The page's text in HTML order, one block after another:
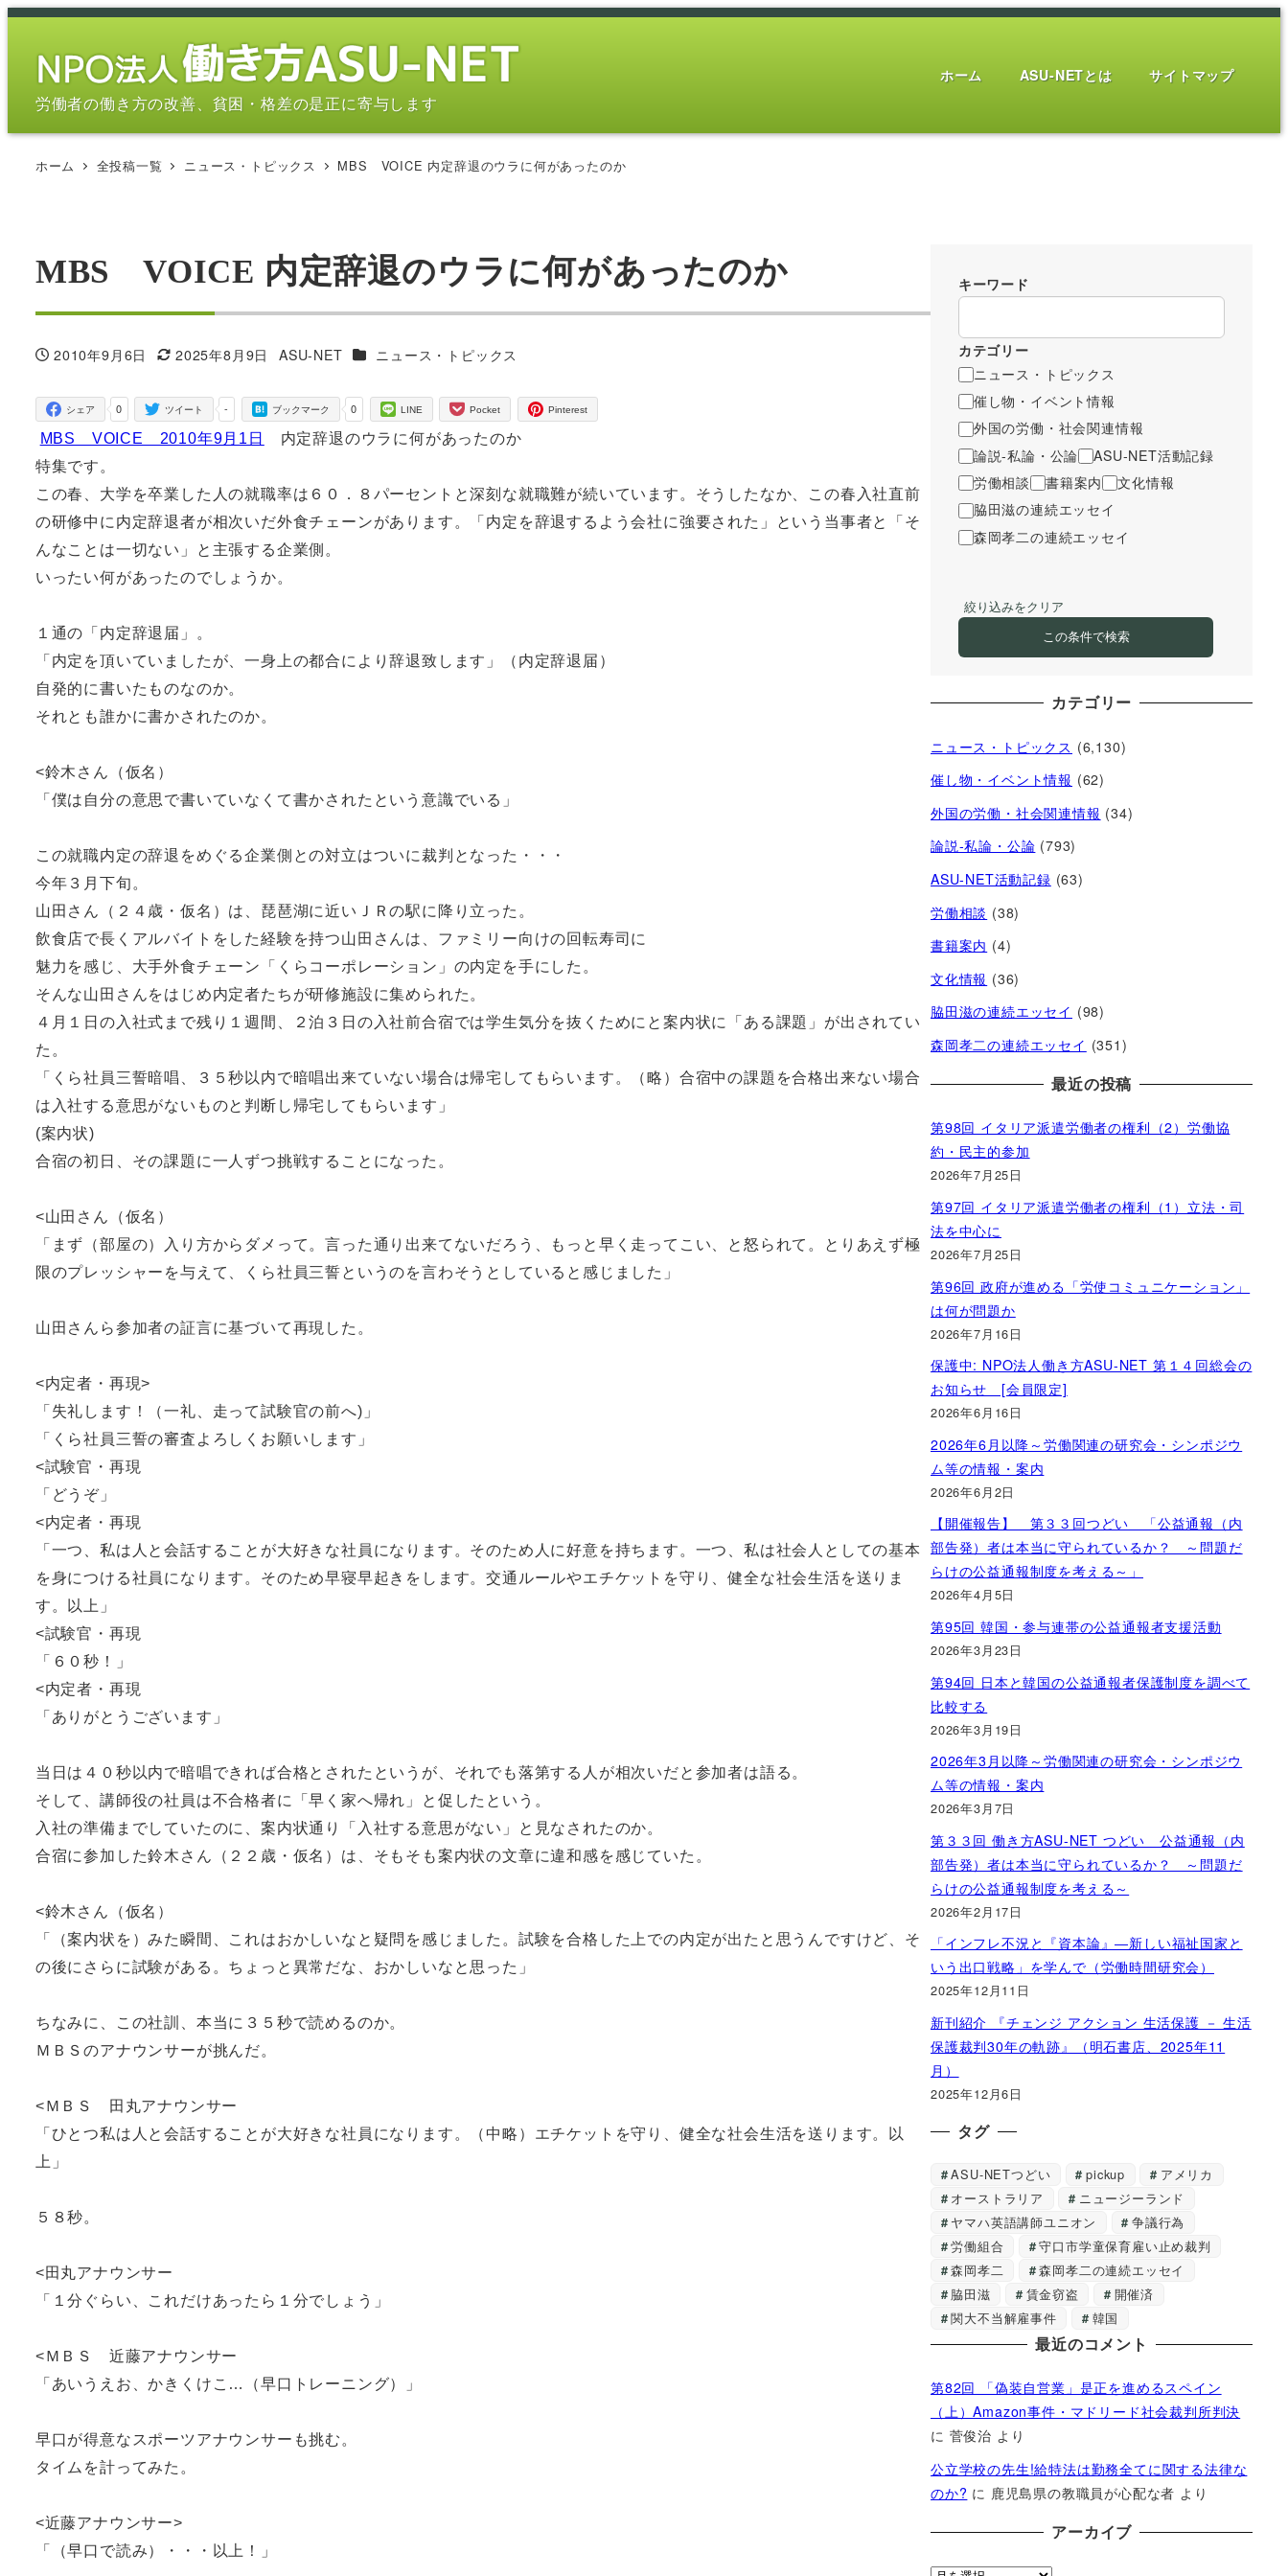
メ
労働者の働き方の改善、貧困・格差の是正に寄与します
ホーム ASU-NETとは サイトマップ
ホーム 全投稿一覧 ニュース・トピックス MBS VOICE 内定辞退のウラに何があったのか
MBS VOICE 内定辞退のウラに何があったのか
投稿日
2010年9月6日
更新日
2025年8月9日
著
ASU-NET カテゴリー
ニュース・トピックス
0
シェア -
ツイート 0
ブックマーク LINE Pocket Pinterest
MBS VOICE 2010年9月1日
内定辞退のウラに何があったのか
特集です。
この春、大学を卒業した人の就職率は６０．８パーセントと深刻な就職難が続いています。そうしたなか、この春入社直前
の研修中に内定辞退者が相次いだ外食チェーンがあります。「内定を辞退するよう会社に強要された」という当事者と「そ
んなことは一切ない」と主張する企業側。
いったい何があったのでしょうか。
１通の「内定辞退届」。
「内定を頂いていましたが、一身上の都合により辞退致します」（内定辞退届）
自発的に書いたものなのか。
それとも誰かに書かされたのか。
<鈴木さん（仮名）
「僕は自分の意思で書いていなくて書かされたという意識でいる」
この就職内定の辞退をめぐる企業側との対立はついに裁判となった・・・
今年３月下旬。
山田さん（２４歳・仮名）は、琵琶湖に近いＪＲの駅に降り立った。
飲食店で長くアルバイトをした経験を持つ山田さんは、ファミリー向けの回転寿司に
魅力を感じ、大手外食チェーン「くらコーポレーション」の内定を手にした。
そんな山田さんをはじめ内定者たちが研修施設に集められた。
４月１日の入社式まで残り１週間、２泊３日の入社前合宿では学生気分を抜くためにと案内状に「ある課題」が出されてい
た。
「くら社員三誓暗唱、３５秒以内で暗唱出来ていない場合は帰宅してもらいます。（略）合宿中の課題を合格出来ない場合
は入社する意思がないものと判断し帰宅してもらいます」
(案内状)
合宿の初日、その課題に一人ずつ挑戦することになった。
<山田さん（仮名）
「まず（部屋の）入り方からダメって。言った通り出来てないだろう、もっと早く走ってこい、と怒られて。とりあえず極
限のプレッシャーを与えて、くら社員三誓というのを言わそうとしていると感じました」
山田さんら参加者の証言に基づいて再現した。
<内定者・再現>
「失礼します！（一礼、走って試験官の前へ)」
「くら社員三誓の審査よろしくお願いします」
<試験官・再現
「どうぞ」
<内定者・再現
「一つ、私は人と会話することが大好きな社員になります。そのため人に好意を持ちます。一つ、私は社会人としての基本
を身につける社員になります。そのため早寝早起きをします。交通ルールやエチケットを守り、健全な社会生活を送りま
す。以上」
<試験官・再現
「６０秒！」
<内定者・再現
「ありがとうございます」
当日は４０秒以内で暗唱できれば合格とされたというが、それでも落第する人が相次いだと参加者は語る。
そして、講師役の社員は不合格者に「早く家へ帰れ」と促したという。
入社の準備までしていたのに、案内状通り「入社する意思がない」と見なされたのか。
合宿に参加した鈴木さん（２２歳・仮名）は、そもそも案内状の文章に違和感を感じていた。
<鈴木さん（仮名）
「（案内状を）みた瞬間、これはおかしいなと疑問を感じました。試験を合格した上での内定が出たと思うんですけど、そ
の後にさらに試験がある。ちょっと異常だな、おかしいなと思った」
ちなみに、この社訓、本当に３５秒で読めるのか。
ＭＢＳのアナウンサーが挑んだ。
<ＭＢＳ 田丸アナウンサー
「ひとつ私は人と会話することが大好きな社員になります。（中略）エチケットを守り、健全な社会生活を送ります。以
上」
５８秒。
<田丸アナウンサー
「１分ぐらい、これだけあったら１分でしょう」
<ＭＢＳ 近藤アナウンサー
「あいうえお、かきくけこ…（早口トレーニング）」
早口が得意なスポーツアナウンサーも挑む。
タイムを計ってみた。
<近藤アナウンサー>
「（早口で読み）・・・以上！」
キーワード
カテゴリー
ニュース・トピックス
催し物・イベント情報
外国の労働・社会関連情報
論説-私論・公論
ASU-NET活動記録
労働相談
書籍案内
文化情報
脇田滋の連続エッセイ
森岡孝二の連続エッセイ
絞り込みをクリア
この条件で検索
カテゴリー
ニュース・トピックス (6,130)
催し物・イベント情報 (62)
外国の労働・社会関連情報 (34)
論説-私論・公論 (793)
ASU-NET活動記録 (63)
労働相談 (38)
書籍案内 (4)
文化情報 (36)
脇田滋の連続エッセイ (98)
森岡孝二の連続エッセイ (351)
最近の投稿
第98回 イタリア派遣労働者の権利（2）労働協
約・民主的参加
2026年7月25日
第97回 イタリア派遣労働者の権利（1）立法・司
法を中心に
2026年7月25日
第96回 政府が進める「労使コミュニケーション」
は何が問題か
2026年7月16日
保護中: NPO法人働き方ASU-NET 第１４回総会の
お知らせ [会員限定]
2026年6月16日
2026年6月以降～労働関連の研究会・シンポジウ
ム等の情報・案内
2026年6月2日
【開催報告】 第３３回つどい 「公益通報（内
部告発）者は本当に守られているか？ ～問題だ
らけの公益通報制度を考える～」
2026年4月5日
第95回 韓国・参与連帯の公益通報者支援活動
2026年3月23日
第94回 日本と韓国の公益通報者保護制度を調べて
比較する
2026年3月19日
2026年3月以降～労働関連の研究会・シンポジウ
ム等の情報・案内
2026年3月7日
第３３回 働き方ASU-NET つどい 公益通報（内
部告発）者は本当に守られているか？ ～問題だ
らけの公益通報制度を考える～
2026年2月17日
「インフレ不況と『資本論』―新しい福祉国家と
いう出口戦略」を学んで（労働時間研究会）
2025年12月11日
新刊紹介 『チェンジ アクション 生活保護 － 生活
保護裁判30年の軌跡』（明石書店、2025年11
月）
2025年12月6日
タグ
ASU-NETつどい pickup
アメリカ
オーストラリア
ニュージーランド
ヤマハ英語講師ユニオン
争議行為
労働組合
守口市学童保育雇い止め裁判
森岡孝二
森岡孝二の連続エッセイ
脇田滋
賃金窃盗
開催済
関大不当解雇事件
韓国
最近のコメント
第82回 「偽装自営業」是正を進めるスペイン
（上）Amazon事件・マドリード社会裁判所判決
に 菅俊治 より
公立学校の先生!給特法は勤務全てに関する法律な
のか? に 鹿児島県の教職員が心配な者 より
アーカイブ